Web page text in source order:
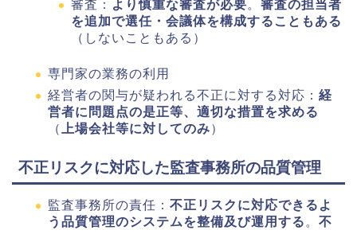
審査： より慎重な審査が必要。 審査の担当者
を追加で選任・会議体を構成することもある
（しないこともある）
専門家の業務の利用
経営者の関与が疑われる不正に対する対応： 経
営者に問題点の是正等、適切な措置を求める
（
上場会社等に対してのみ）
不正リスクに対応した監査事務所の品質管理
監査事務所の責任： 不正リスクに対応できるよ
う品質管理のシステムを整備及び運用する 。 不